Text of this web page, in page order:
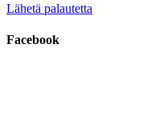
Lähetä palautetta
Facebook